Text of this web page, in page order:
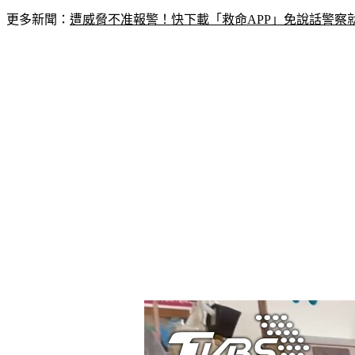
更多新聞： 遭威脅不准報警！快下載「救命APP」免說話警察